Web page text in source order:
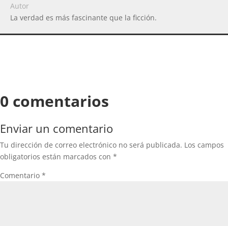
Autor
La verdad es más fascinante que la ficción.
0 comentarios
Enviar un comentario
Tu dirección de correo electrónico no será publicada. Los campos
obligatorios están marcados con *
Comentario *